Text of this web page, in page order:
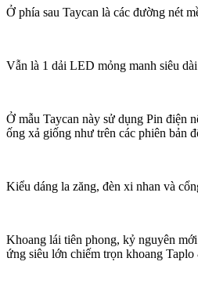
Ở phía sau Taycan là các đường nét
Vẫn là 1 dải LED mỏng manh siêu
Ở mẫu Taycan này sử dụng Pin điện
ống xả giống như trên các phiên bản
Kiểu dáng la zăng, đèn xi nhan và
Khoang lái tiên phong, kỷ nguyên
ứng siêu lớn chiếm trọn khoang